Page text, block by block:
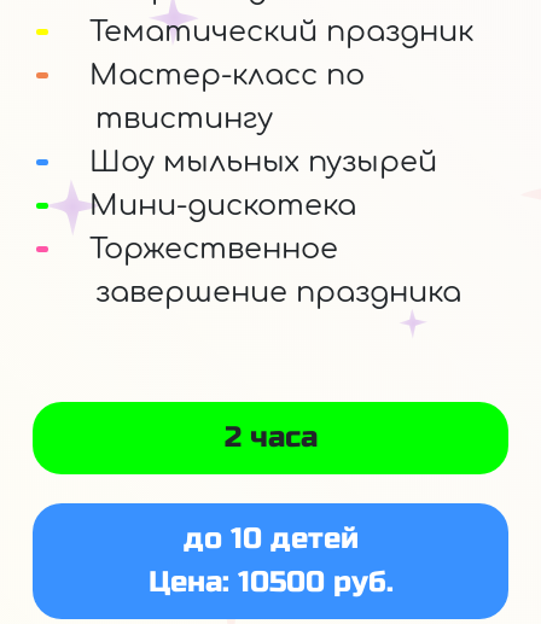
Тематический праздник
Мастер-класс по
твистингу
Шоу мыльных пузырей
Мини-дискотека
Торжественное
завершение праздника
2 часа
до 10 детей
Цена: 10500 руб.